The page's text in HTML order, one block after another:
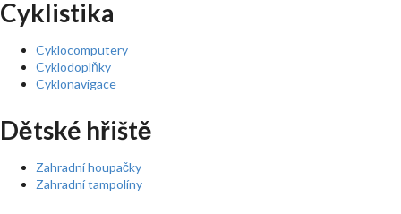
Cyklistika
Cyklocomputery
Cyklodoplňky
Cyklonavigace
Dětské hřiště
Zahradní houpačky
Zahradní tampolíny